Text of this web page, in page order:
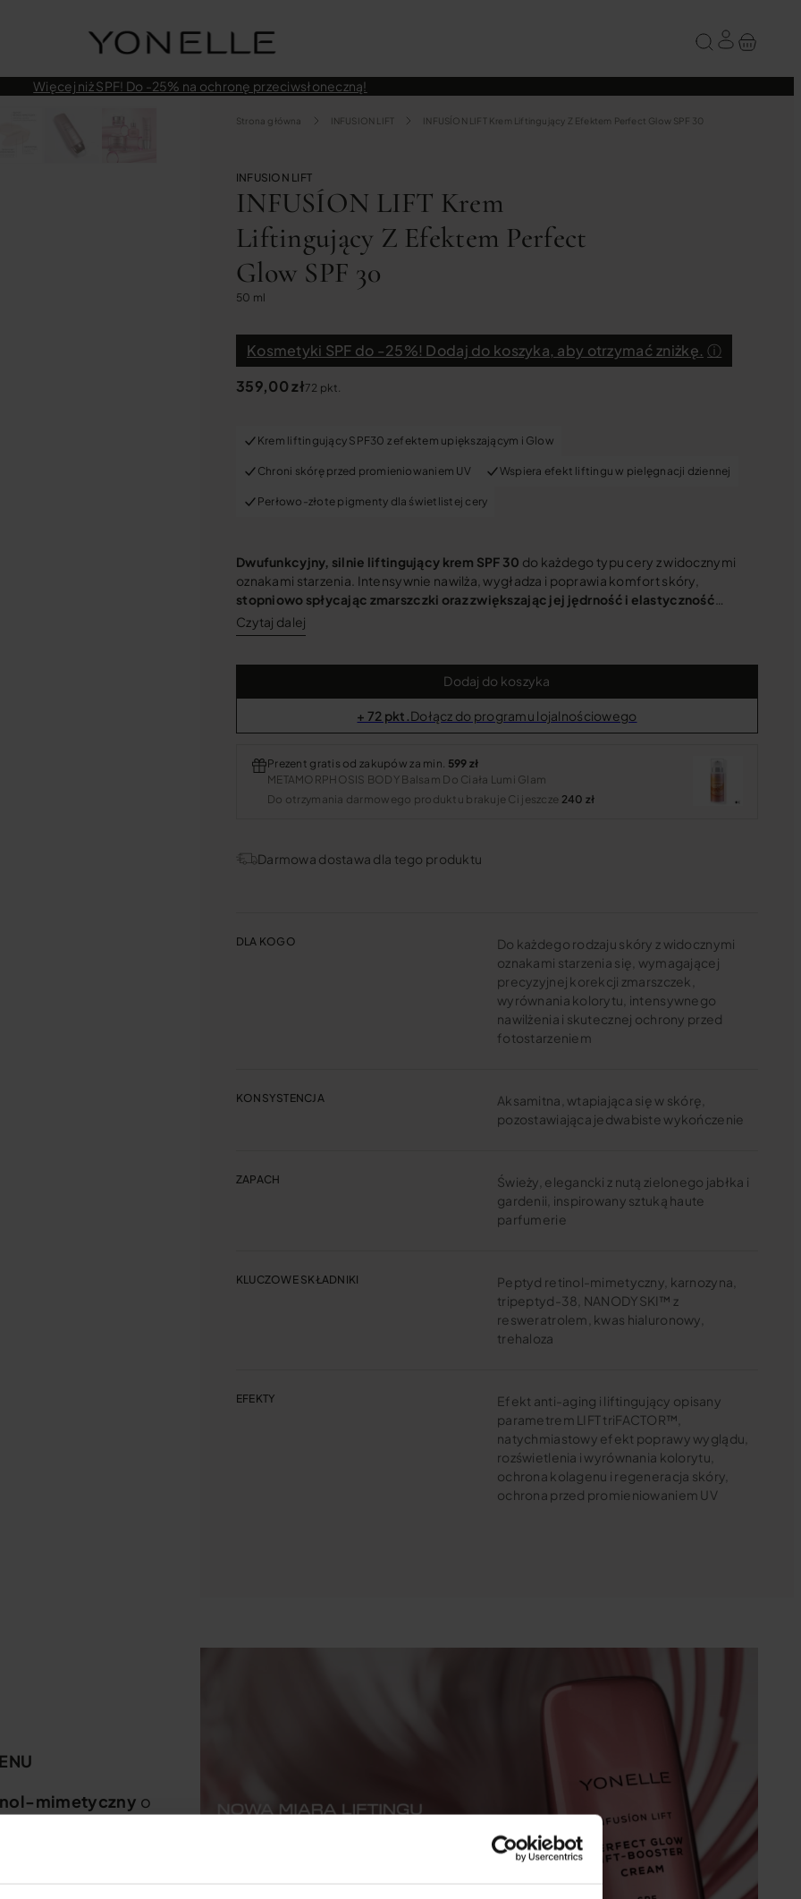
Więcej niż SPF! Do -25% na ochronę przeciwsłoneczną!
Strona główna INFUSION LIFT INFUSÍON LIFT Krem Liftingujący Z Efektem Perfect Glow SPF 30
INFUSION LIFT
INFUSÍON LIFT Krem
Liftingujący Z Efektem Perfect
Glow SPF 30
50 ml
Kosmetyki SPF do -25%! Dodaj do koszyka, aby otrzymać zniżkę. ⓘ
359,00zł72 pkt.
Krem liftingujący SPF30 z efektem upiększającym i Glow
Chroni skórę przed promieniowaniem UV Wspiera efekt liftingu w pielęgnacji dziennej
Perłowo-złote pigmenty dla świetlistej cery
Dwufunkcyjny, silnie liftingujący krem SPF 30 do każdego typu cery z widocznymi
oznakami starzenia. Intensywnie nawilża, wygładza i poprawia komfort skóry,
stopniowo spłycając zmarszczki oraz zwiększając jej jędrność i elastyczność …
Czytaj dalej
Dodaj do koszyka
+ 72 pkt. Dołącz do programu lojalnościowego
Prezent gratis od zakupów za min. 599 zł
METAMORPHOSIS BODY Balsam Do Ciała Lumi Glam
Do otrzymania darmowego produktu brakuje Ci jeszcze 240 zł
Darmowa dostawa dla tego produktu
DLA KOGO
Do każdego rodzaju skóry z widocznymi
oznakami starzenia się, wymagającej
precyzyjnej korekcji zmarszczek,
wyrównania kolorytu, intensywnego
nawilżenia i skutecznej ochrony przed
fotostarzeniem
KONSYSTENCJA
Aksamitna, wtapiająca się w skórę,
pozostawiająca jedwabiste wykończenie
ZAPACH
Świeży, elegancki z nutą zielonego jabłka i
gardenii, inspirowany sztuką haute
parfumerie
KLUCZOWE SKŁADNIKI
Peptyd retinol-mimetyczny, karnozyna,
tripeptyd-38, NANODYSKI™ z
resweratrolem, kwas hialuronowy,
trehaloza
EFEKTY
Efekt anti-aging i liftingujący opisany
parametrem LIFT triFACTOR™,
natychmiastowy efekt poprawy wyglądu,
rozświetlenia i wyrównania kolorytu,
ochrona kolagenu i regeneracja skóry,
ochrona przed promieniowaniem UV
mimetyczny o
oraz przełomowa
resweratrolem